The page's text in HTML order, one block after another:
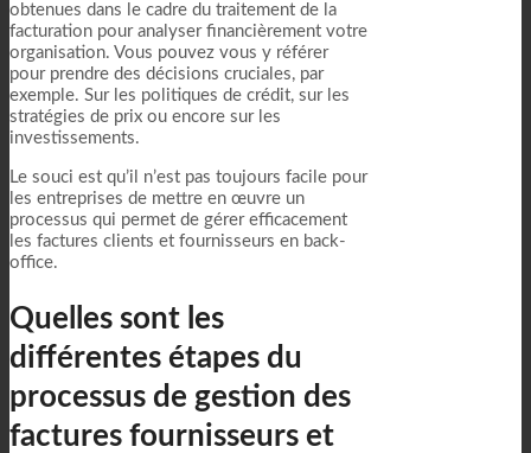
obtenues dans le cadre du traitement de la
facturation pour analyser financièrement votre
organisation. Vous pouvez vous y référer
pour prendre des décisions cruciales, par
exemple. Sur les politiques de crédit, sur les
stratégies de prix ou encore sur les
investissements.
Le souci est qu’il n’est pas toujours facile pour
les entreprises de mettre en œuvre un
processus qui permet de gérer efficacement
les factures clients et fournisseurs en back-
office.
Quelles sont les
différentes étapes du
processus de gestion des
factures fournisseurs et